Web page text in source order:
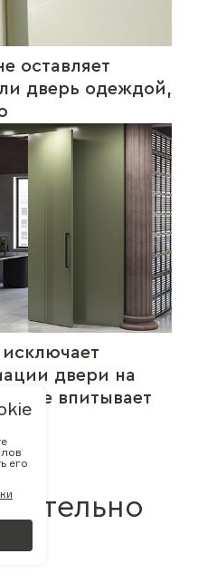
оставляет
дверь одеждой,
двери на
не впитывает
его